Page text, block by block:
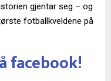
gjentar seg – og
fotballkveldene på
facebook!